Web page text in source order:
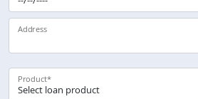
Address
Product*